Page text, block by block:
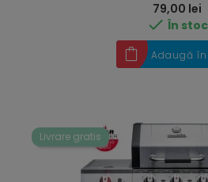
79,00 lei
 În stoc
Adaugă în
Livrare gratis